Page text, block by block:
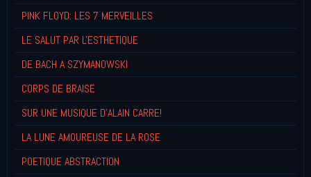
PINK FLOYD: LES 7 MERVEILLES
LE SALUT PAR L'ESTHETIQUE
DE BACH A SZYMANOWSKI
CORPS DE BRAISE
SUR UNE MUSIQUE D'ALAIN CARRE!
LA LUNE AMOUREUSE DE LA ROSE
POETIQUE ABSTRACTION